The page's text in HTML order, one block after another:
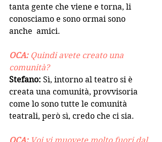
tanta gente che viene e torna, li
conosciamo e sono ormai sono
anche  amici.
OCA: Quindi avete creato una
comunità?
Stefano: Sì, intorno al teatro si è
creata una comunità, provvisoria
come lo sono tutte le comunità
teatrali, però sì, credo che ci sia.